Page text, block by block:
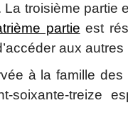
troisième partie
partie est
aux autres
à la famille
soixante-treize